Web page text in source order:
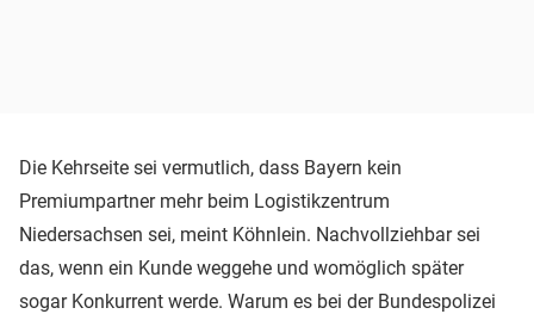
Die Kehrseite sei vermutlich, dass Bayern kein
Premiumpartner mehr beim Logistikzentrum
Niedersachsen sei, meint Köhnlein. Nachvollziehbar sei
das, wenn ein Kunde weggehe und womöglich später
sogar Konkurrent werde. Warum es bei der Bundespolizei